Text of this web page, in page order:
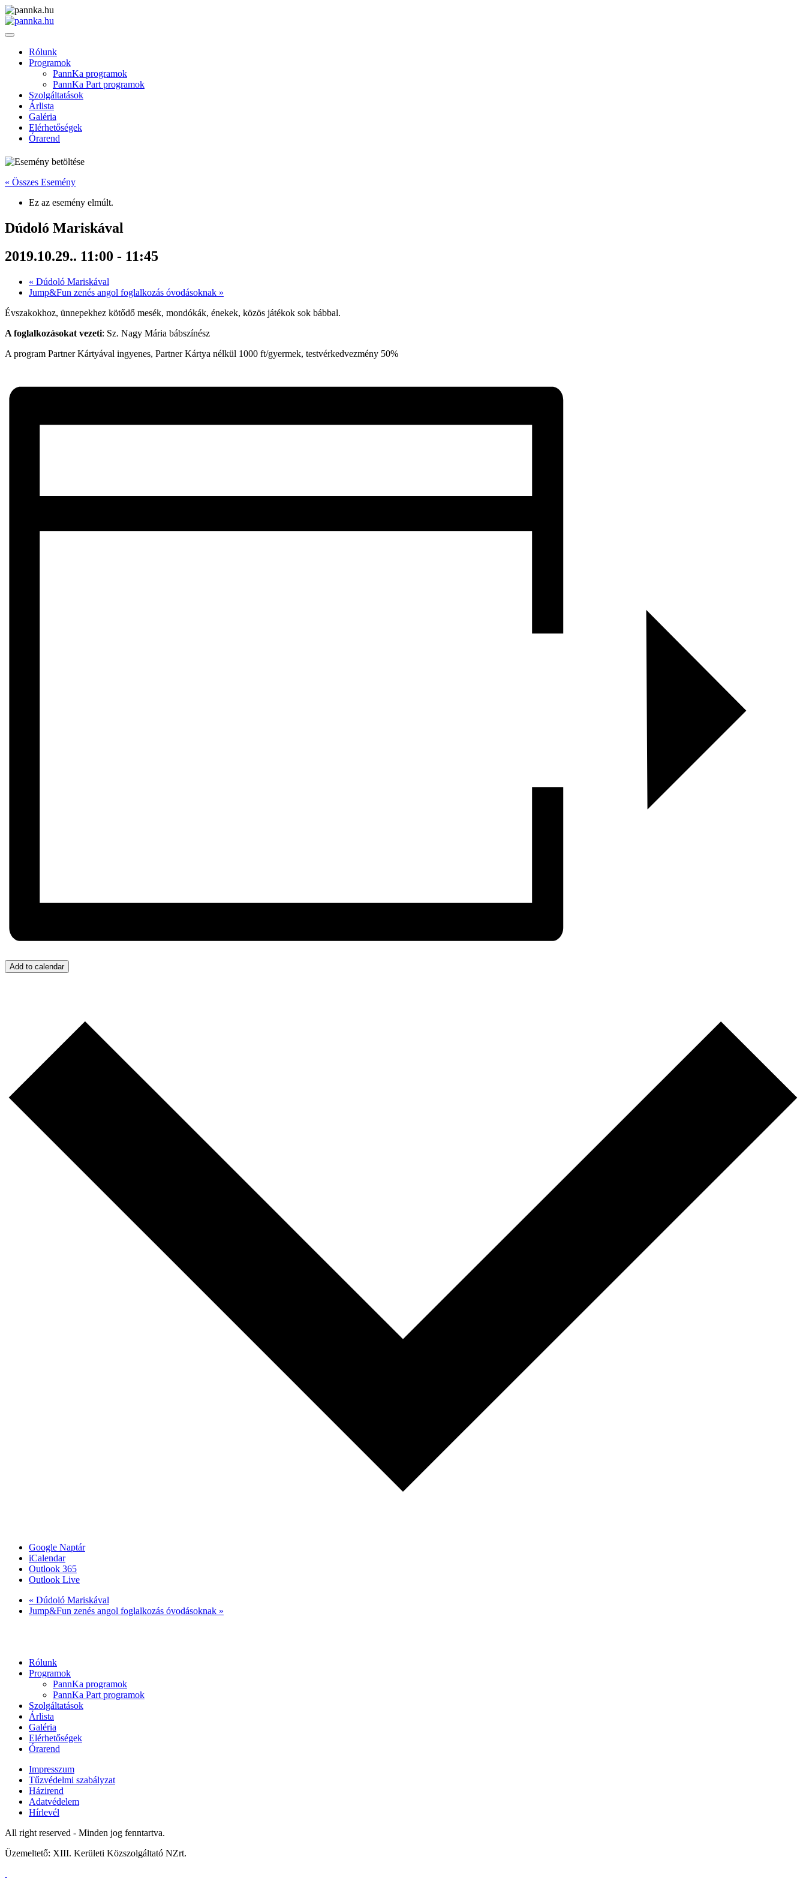
Rólunk
Programok
PannKa programok
PannKa Part programok
Szolgáltatások
Árlista
Galéria
Elérhetőségek
Órarend
« Összes Esemény
Ez az esemény elmúlt.
Dúdoló Mariskával
2019.10.29.. 11:00 - 11:45
« Dúdoló Mariskával
Jump&Fun zenés angol foglalkozás óvodásoknak »
Évszakokhoz, ünnepekhez kötődő mesék, mondókák, énekek, közös játékok sok bábbal.
A foglalkozásokat vezeti: Sz. Nagy Mária bábszínész
A program Partner Kártyával ingyenes, Partner Kártya nélkül 1000 ft/gyermek, testvérkedvezmény 50%
Add to calendar
Google Naptár
iCalendar
Outlook 365
Outlook Live
« Dúdoló Mariskával
Jump&Fun zenés angol foglalkozás óvodásoknak »
Rólunk
Programok
PannKa programok
PannKa Part programok
Szolgáltatások
Árlista
Galéria
Elérhetőségek
Órarend
Impresszum
Tűzvédelmi szabályzat
Házirend
Adatvédelem
Hírlevél
All right reserved - Minden jog fenntartva.
Üzemeltető: XIII. Kerületi Közszolgáltató NZrt.